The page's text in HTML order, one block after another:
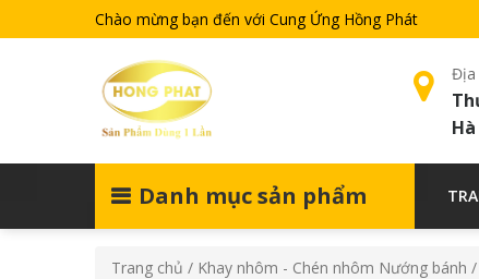
Chào mừng bạn đến với Cung Ứng Hồng Phát
Địa
Danh mục sản phẩm
Trang chủ / Khay nhôm - Chén nhôm Nướng bánh /